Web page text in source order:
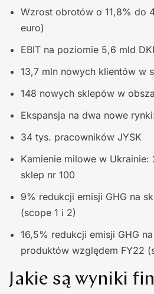
Wzrost obrotów o 11,8% do
euro)
EBIT na poziomie 5,6 mld
13,7 mln nowych klientów w
148 nowych sklepów w
Ekspansja na dwa nowe
34 tys. pracowników JYSK
Kamienie milowe w Ukrainie:
sklep nr 100
9% redukcji emisji GHG na
(scope 1 i 2)
16,5% redukcji emisji GHG
produktów względem FY22
Jakie są wyniki